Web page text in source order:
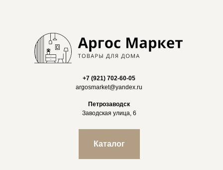
+7 (921) 702-60-05
argosmarket@yandex.ru
Петрозаводск
Заводская улица, 6
Каталог